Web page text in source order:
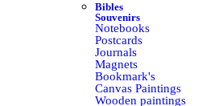
Bibles
Souvenirs
Notebooks
Postcards
Journals
Magnets
Bookmark's
Canvas Paintings
Wooden paintings